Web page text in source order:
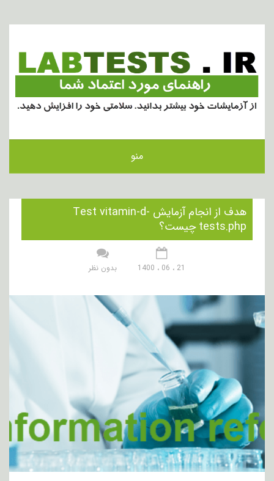
منو
هدف از انجام آزمایش Test vitamin-d-
tests.php چیست؟
21 ، 06 ، 1400 بدون نظر